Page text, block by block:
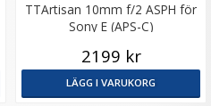
TTArtisan 10mm f/2 ASPH för
Sony E (APS-C)
2199 kr
LÄGG I VARUKORG